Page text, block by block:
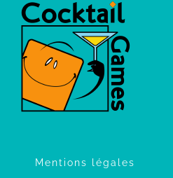
Mentions légales